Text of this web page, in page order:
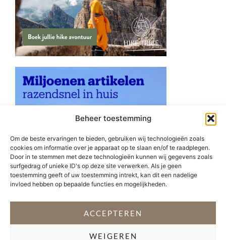
Beheer toestemming
Om de beste ervaringen te bieden, gebruiken wij technologieën zoals
cookies om informatie over je apparaat op te slaan en/of te raadplegen.
Door in te stemmen met deze technologieën kunnen wij gegevens zoals
surfgedrag of unieke ID's op deze site verwerken. Als je geen
toestemming geeft of uw toestemming intrekt, kan dit een nadelige
invloed hebben op bepaalde functies en mogelijkheden.
ACCEPTEREN
WEIGEREN